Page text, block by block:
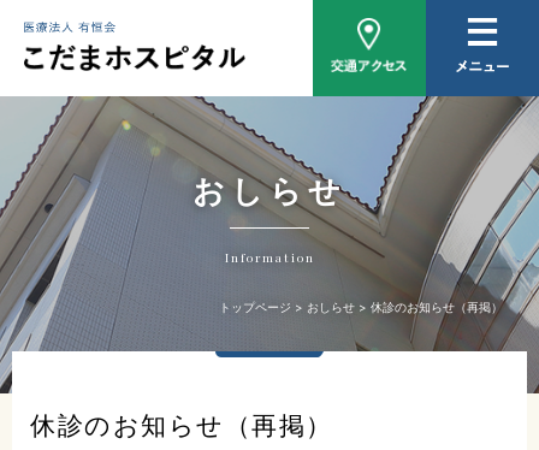
医師紹介
外来について
入院について
家族相談
おしらせ
Information
トップページ おしらせ 休診のお知らせ（再掲）
休診のお知らせ（再掲）